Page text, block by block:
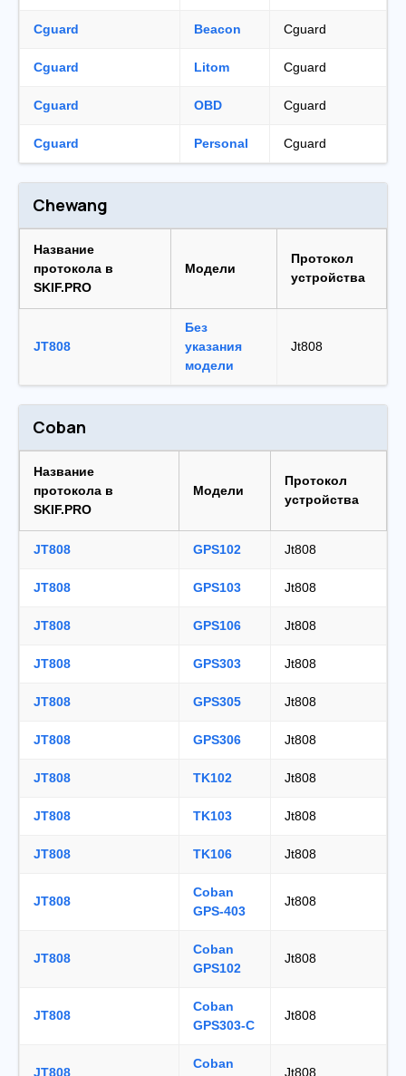
Cguard Beacon Cguard
Cguard Litom Cguard
Cguard OBD Cguard
Cguard Personal Cguard
Chewang
Название
протокола в
SKIF.PRO
Модели
Протокол
устройства
JT808
Без
указания
модели
Jt808
Coban
Название
протокола в
SKIF.PRO
Модели
Протокол
устройства
JT808 GPS102 Jt808
JT808 GPS103 Jt808
JT808 GPS106 Jt808
JT808 GPS303 Jt808
JT808 GPS305 Jt808
JT808 GPS306 Jt808
JT808 TK102 Jt808
JT808 TK103 Jt808
JT808 TK106 Jt808
JT808
Coban
GPS-403
Jt808
JT808
Coban
GPS102
Jt808
JT808
Coban
GPS303-C
Jt808
JT808
Coban
Jt808